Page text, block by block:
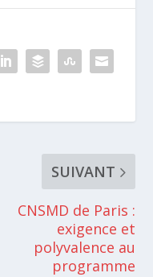
SUIVANT
CNSMD de Paris :
exigence et
polyvalence au
programme